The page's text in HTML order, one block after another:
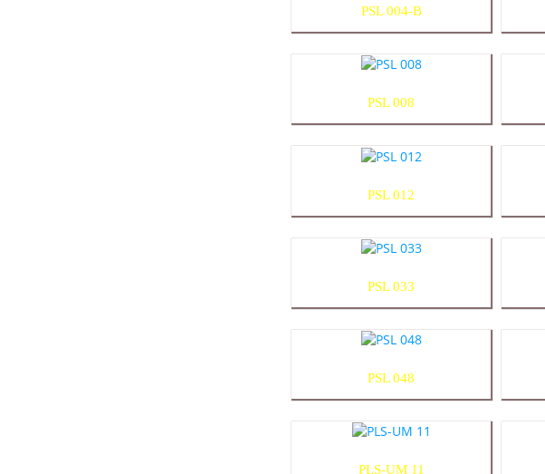
PSL 004-B
PSL 008
PSL 012
PSL 033
PSL 048
PLS-UM 11